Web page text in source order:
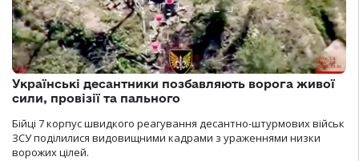
Українські десантники позбавляють ворога живої
сили, провізії та пального
Бійці 7 корпус швидкого реагування десантно-штурмових військ
ЗСУ поділилися видовищними кадрами з ураженнями низки
ворожих цілей.